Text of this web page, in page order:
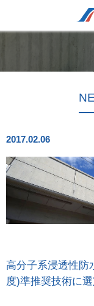
2017.02.06
高分子系浸透性防
度)準推奨技術に選